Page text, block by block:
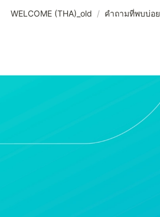
WELCOME (THA)_old / คำถามที่พบบ่อย